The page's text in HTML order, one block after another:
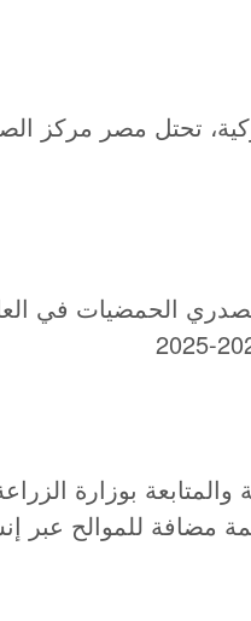
تحتل مصر مركز
الحمضيات في
بوزارة